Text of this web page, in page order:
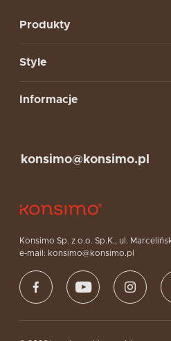
Produkty
Style
Informacje
Konsimo Sp. z o.o. Sp.K., ul.
e-mail: konsimo@konsimo.pl
konsimo@konsimo.pl